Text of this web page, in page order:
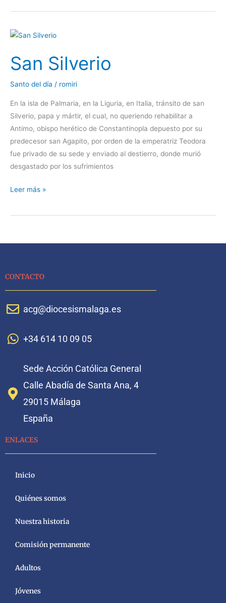
San Silverio
Santo del día / romiri
En la isla de Palmaria, en la Liguria, en Italia, tránsito de san
Silverio, papa y mártir, el cual, no queriendo rehabilitar a
Antimo, obispo herético de Constantinopla depuesto por su
predecesor san Agapito, por orden de la emperatriz Teodora
fue privado de su sede y enviado al destierro, donde murió
desgastado por los sufrimientos
San
Leer más »
CONTACTO
acg@diocesismalaga.es
+34 614 10 09 05
Sede Acción Católica General
Calle Abadía de Santa Ana, 4
29015 Málaga
España
ENLACES
Inicio
Quiénes somos
Nuestra historia
Comisión permanente
Adultos
Jóvenes